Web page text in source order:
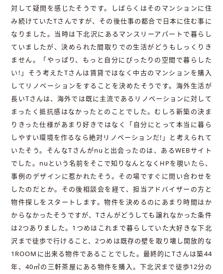
対して疑問を感じたそうです。しばらくはそのマンションに住
み続けていたTさんですが、その後仕事の都合で日本に住む事に
なりました。当時は下北沢にあるマンスリーアパートで暮らし
ていましたが、決められた間取りでの生活がどうもしっくりき
ません。「やっぱり、もっと自分にぴったりの空間で暮らした
い!」そう考えたTさんは賃貸ではなく中古のマンションを購入
してリノベーションをすることを決めたそうです。海外生活が
長いTさんは、海外では既に主流であるリノベーションに対して
まったく抵抗感はなかったとのことでした。むしろ新築の決ま
りきった仕様があまり好きではなく「自分にとって本当に暮ら
しやすい環境を作るなら絶対リノベーションだ!」と考えられて
いたそう。そんなTさんがnuと出会ったのは、あるWEBサイト
でした。nuという名前をそこで知りなんとなくHPを覗いたら、
事例のデザインに惹かれたそう。その場ですぐに問い合わせを
したのだとか。その後相談会を経て、担当アドバイザーの方と
物件探しをスタートします。物件を決めるのにあまり時間はか
からなかったそうですが、Tさんがどうしても譲れなかった条件
は2つありました。1つめはこれまで暮らしていた大好きな下北
沢まで徒歩で行けること、2つめは既存の壁を取り壊し開放的な
1ROOMに出来る物件であることでした。最終的にTさんは築44
年、40㎡の三軒茶屋にある物件を購入。下北沢まで徒歩12分の